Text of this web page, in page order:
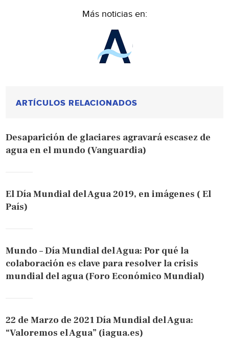
Más noticias en:
ARTÍCULOS RELACIONADOS
Desaparición de glaciares agravará escasez de
agua en el mundo (Vanguardia)
El Día Mundial del Agua 2019, en imágenes ( El
País)
Mundo – Día Mundial del Agua: Por qué la
colaboración es clave para resolver la crisis
mundial del agua (Foro Económico Mundial)
22 de Marzo de 2021 Día Mundial del Agua:
“Valoremos el Agua” (iagua.es)